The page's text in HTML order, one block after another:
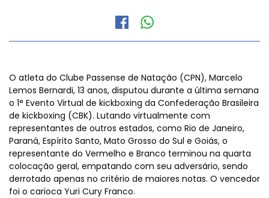
O atleta do Clube Passense de Natação (CPN), Marcelo
Lemos Bernardi, 13 anos, disputou durante a última semana
o 1° Evento Virtual de kickboxing da Confederação Brasileira
de kickboxing (CBK). Lutando virtualmente com
representantes de outros estados, como Rio de Janeiro,
Paraná, Espírito Santo, Mato Grosso do Sul e Goiás, o
representante do Vermelho e Branco terminou na quarta
colocação geral, empatando com seu adversário, sendo
derrotado apenas no critério de maiores notas. O vencedor
foi o carioca Yuri Cury Franco.